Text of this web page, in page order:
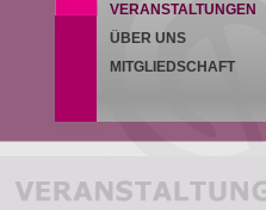
VERANSTALTUNGEN
ÜBER UNS
MITGLIEDSCHAFT